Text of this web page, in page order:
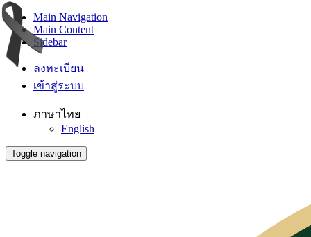
Main Navigation
Main Content
Sidebar
ลงทะเบียน
เข้าสู่ระบบ
ภาษาไทย
English
Toggle navigation